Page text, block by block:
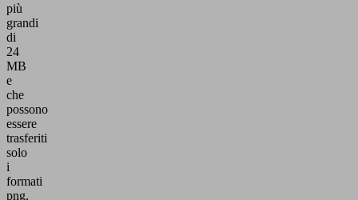
più
grandi
di
24
MB
e
che
possono
essere
trasferiti
solo
i
formati
png,